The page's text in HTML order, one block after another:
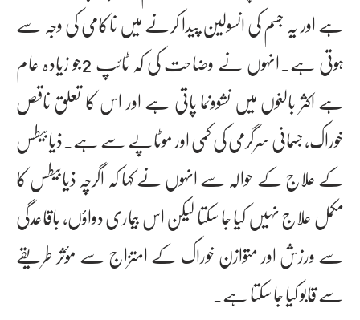
ہے اور یہ جسم کی انسولین پیدا کرنے میں ناکامی کی وجہ سے
ہوتی ہے۔انہوں نے وضاحت کی کہ ٹائپ 2جو زیادہ عام
ہے اکثر بالغوں میں نشوونما پاتی ہے اور اس کا تعلق ناقص
خوراک، جسمانی سرگرمی کی کمی اور موٹاپے سے ہے۔ذیابیطس
کے علاج کے حوالہ سے انہوں نے کہا کہ اگرچہ ذیابیطس کا
مکمل علاج نہیں کیا جا سکتا لیکن اس بیماری دواؤں، باقاعدگی
سے ورزش اور متوازن خوراک کے امتزاج سے مؤثر طریقے
سے قابو کیا جا سکتا ہے۔